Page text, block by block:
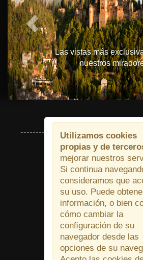
Las vistas más
nuestros
---------- BIENVENIDO A
HORARIO
MARTES A
19:30 h. - 23:00
Utilizamos cookies
propias y de
mejorar nuestros
Si continua
consideramos que
su uso. Puede
información, o bien
cómo cambiar la
conﬁguración de su
navegador desde las
opciones de su